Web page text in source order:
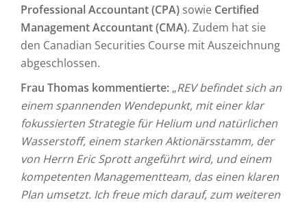
Professional Accountant (CPA) sowie Certified
Management Accountant (CMA). Zudem hat sie
den Canadian Securities Course mit Auszeichnung
abgeschlossen.
Frau Thomas kommentierte: „REV befindet sich an
einem spannenden Wendepunkt, mit einer klar
fokussierten Strategie für Helium und natürlichen
Wasserstoff, einem starken Aktionärsstamm, der
von Herrn Eric Sprott angeführt wird, und einem
kompetenten Managementteam, das einen klaren
Plan umsetzt. Ich freue mich darauf, zum weiteren